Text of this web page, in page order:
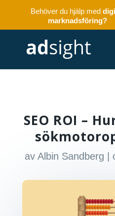
Behöver du hjälp med
marknadsföring?
SEO ROI –
av Albin Sandberg